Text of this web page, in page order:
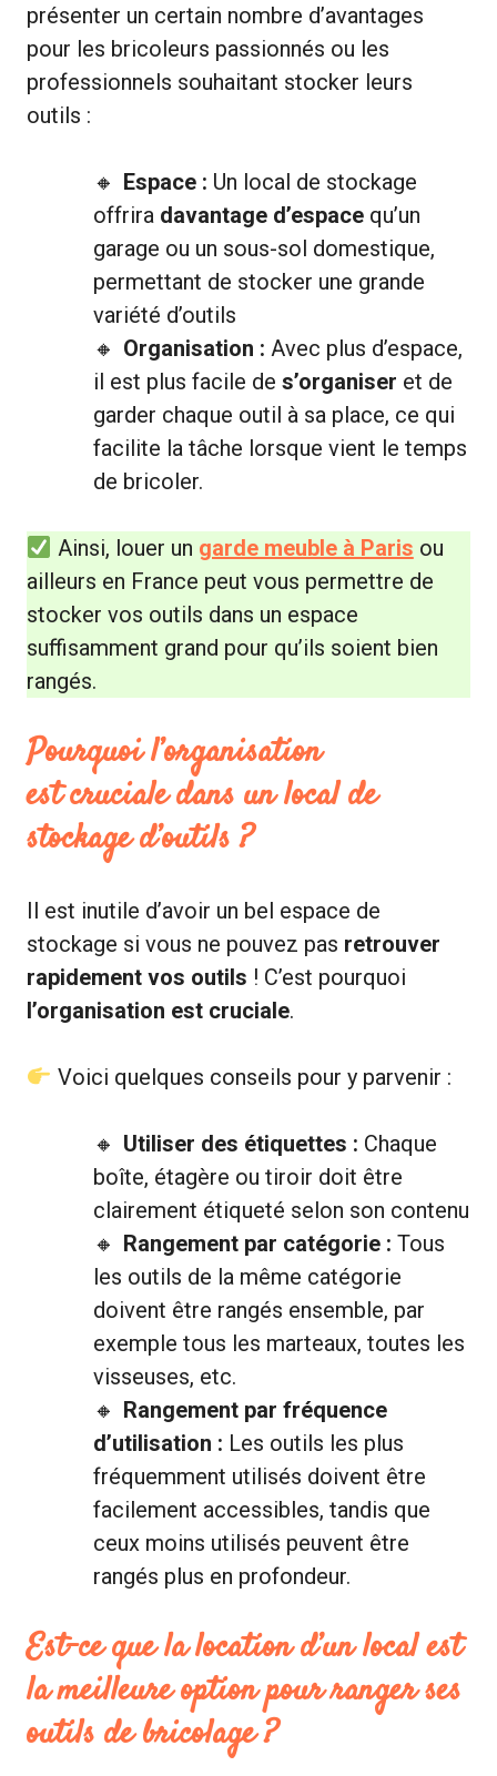
présenter un certain nombre d’avantages
pour les bricoleurs passionnés ou les
professionnels souhaitant stocker leurs
outils :
Espace : Un local de stockage
offrira davantage d’espace qu’un
garage ou un sous-sol domestique,
permettant de stocker une grande
variété d’outils
Organisation : Avec plus d’espace,
il est plus facile de s’organiser et de
garder chaque outil à sa place, ce qui
facilite la tâche lorsque vient le temps
de bricoler.
Ainsi, louer un garde meuble à Paris ou
ailleurs en France peut vous permettre de
stocker vos outils dans un espace
suffisamment grand pour qu’ils soient bien
rangés.
Pourquoi l’organisation
est cruciale dans un local de
stockage d’outils ?
Il est inutile d’avoir un bel espace de
stockage si vous ne pouvez pas retrouver
rapidement vos outils ! C’est pourquoi
l’organisation est cruciale.
Voici quelques conseils pour y parvenir :
Utiliser des étiquettes : Chaque
boîte, étagère ou tiroir doit être
clairement étiqueté selon son contenu
Rangement par catégorie : Tous
les outils de la même catégorie
doivent être rangés ensemble, par
exemple tous les marteaux, toutes les
visseuses, etc.
Rangement par fréquence
d’utilisation : Les outils les plus
fréquemment utilisés doivent être
facilement accessibles, tandis que
ceux moins utilisés peuvent être
rangés plus en profondeur.
Est-ce que la location d’un local est
la meilleure option pour ranger ses
outils de bricolage ?